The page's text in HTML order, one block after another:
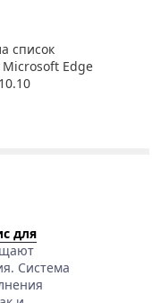
список
Edge
для
Система